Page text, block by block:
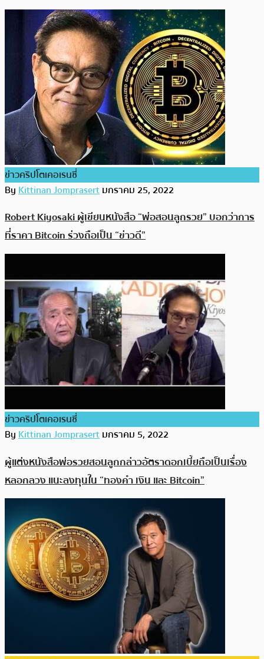
ข่าวคริปโตเคอเรนซี่
ByKittinan Jomprasertมกราคม 25, 2022
Robert Kiyosaki ผู้เขียนหนังสือ “พ่อสอนลูกรวย” บอกว่าการ
ที่ราคา Bitcoin ร่วงถือเป็น “ข่าวดี”
ข่าวคริปโตเคอเรนซี่
ByKittinan Jomprasertมกราคม 5, 2022
ผู้แต่งหนังสือพ่อรวยสอนลูกกล่าวอัตราดอกเบี้ยถือเป็นเรื่อง
หลอกลวง แนะลงทุนใน “ทองคำ เงิน และ Bitcoin”